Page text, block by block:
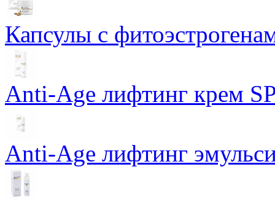
Капсулы с
Anti-Age лифтинг крем
Anti-Age лифтинг